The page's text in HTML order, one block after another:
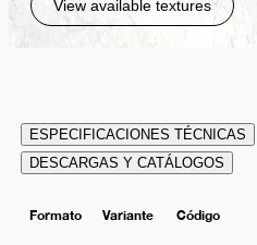
View available textures
ESPECIFICACIONES TÉCNICAS
DESCARGAS Y CATÁLOGOS
Formato Variante Código